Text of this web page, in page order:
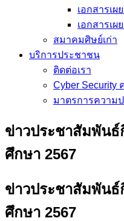
เอกสารเ
เอกสารเ
สมาคมศิษย์เก่า
บริการประชาชน
ติดต่อเรา
Cyber Security
มาตรการความ
ข่าวประชาสัมพันธ์
ศึกษา 2567
ข่าวประชาสัมพันธ์
ศึกษา 2567